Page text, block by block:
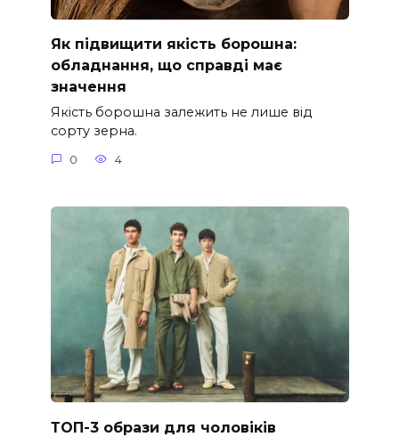
Як підвищити якість борошна:
обладнання, що справді має
значення
Якість борошна залежить не лише від
сорту зерна.
0 4
ТОП-3 образи для чоловіків